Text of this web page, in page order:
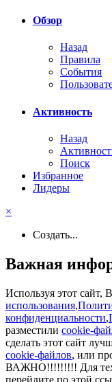
Обзор
Назад
Правила
События
Активность
Назад
Поиск
Избранное
Лидеры
×
Создать...
Важная
Используя этот сайт,
использования,
конфиденциальности,
разместили cookie-
сделать этот сайт
cookie-файлов, или
ВАЖНО!!!!!!!!! Для тех,
перейдите по этой